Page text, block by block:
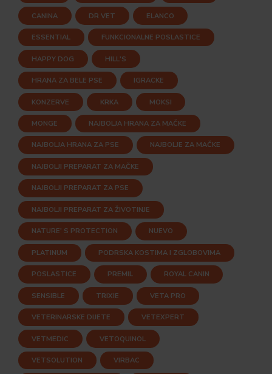
CANINA DR VET ELANCO
ESSENTIAL FUNKCIONALNE POSLASTICE
HAPPY DOG HILL'S
HRANA ZA BELE PSE IGRACKE
KONZERVE KRKA MOKSI
MONGE NAJBOLJA HRANA ZA MAČKE
NAJBOLJA HRANA ZA PSE NAJBOLJE ZA MAČKE
NAJBOLJI PREPARAT ZA MAČKE
NAJBOLJI PREPARAT ZA PSE
NAJBOLJI PREPARAT ZA ŽIVOTINJE
NATURE' S PROTECTION NUEVO
PLATINUM PODRSKA KOSTIMA I ZGLOBOVIMA
POSLASTICE PREMIL ROYAL CANIN
SENSIBLE TRIXIE VETA PRO
VETERINARSKE DIJETE VETEXPERT
VETMEDIC VETOQUINOL
VETSOLUTION VIRBAC